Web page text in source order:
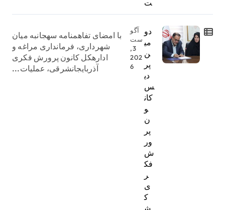
ت
دو
می
ن
پر
دی
س
کان
و
ن
پر
ور
ش
فک
ر
ی
ک
ش
آگو
ست
3,
202
6
با امضای تفاهمنامه سهجانبه میان
شهرداری، فرمانداری مراغه و
ادارهکل کانون پرورش فکری
آذربایجانشرقی، عملیات...